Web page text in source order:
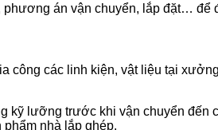
án vận chuyển, lắp đặt…
công các linh kiện, vật liệu tại
lưỡng trước khi vận chuyển
nhà lắp ghép.